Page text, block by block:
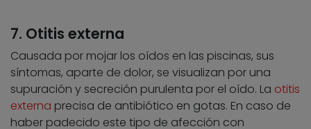
7. Otitis externa
Causada por mojar los oídos en las piscinas, sus
síntomas, aparte de dolor, se visualizan por una
supuración y secreción purulenta por el oído. La otitis
externa precisa de antibiótico en gotas. En caso de
haber padecido este tipo de afección con